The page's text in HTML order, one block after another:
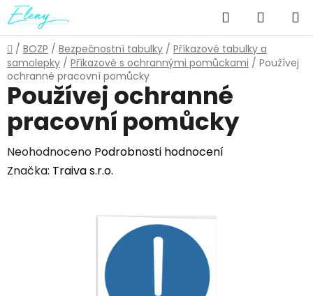
Přejít
na
obsah
Hledat
KOŠÍK
Domů
/ BOZP / Bezpečnostní tabulky / Příkazové tabulky a
samolepky / Příkazové s ochrannými pomůckami / Používej
ochranné pracovní pomůcky
Používej ochranné
pracovní pomůcky
Průměrné
hodnocení
Neohodnoceno Podrobnosti hodnocení
Značka: Traiva s.r.o.